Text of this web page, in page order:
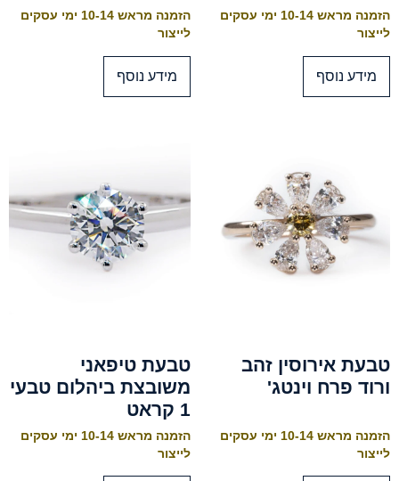
הזמנה מראש 10-14 ימי עסקים
לייצור
מידע נוסף
הזמנה מראש 10-14 ימי עסקים
לייצור
מידע נוסף
טבעת אירוסין זהב
ורוד פרח וינטג'
הזמנה מראש 10-14 ימי עסקים
לייצור
טבעת טיפאני
משובצת ביהלום טבעי
1 קראט
הזמנה מראש 10-14 ימי עסקים
לייצור